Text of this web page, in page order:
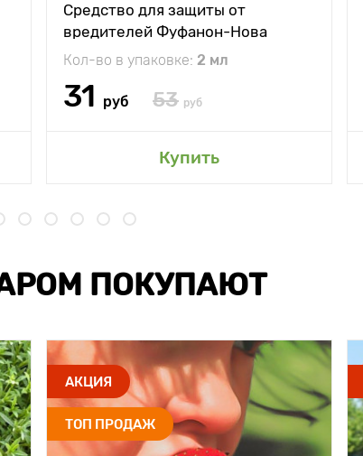
Средство для защиты от
вредителей Фуфанон-Нова
Кол-во в упаковке: 2 мл
31 руб 53 руб
Купить
ПОКУПАЮТ
АКЦИЯ
ТОП ПРОДАЖ